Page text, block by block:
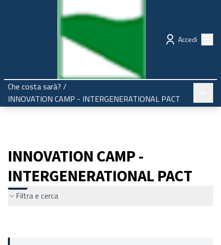
Regione Emilia-Romagna Partecipazione
Accedi
Che costa sarà? /
INNOVATION CAMP - INTERGENERATIONAL PACT
INNOVATION CAMP -
INTERGENERATIONAL PACT
Filtra e cerca